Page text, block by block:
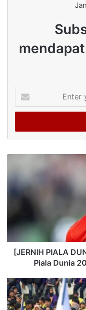
your
Email
[JERNIH PIALA
Piala Dunia